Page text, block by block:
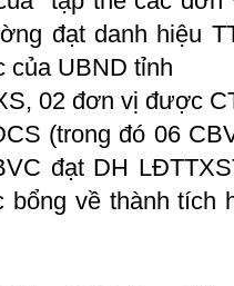
đạt danh hiệu
của UBND tỉnh
02 đơn vị được
(trong đó 06
đạt DH
về thành tích